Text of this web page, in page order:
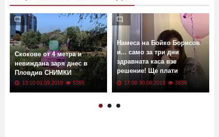
Скокове от 4 метра и
невиждана заря днес в
Пловдив СНИМКИ
13:10 01.09.2019 5355
Намеса на Бойко Борисов
и... само за три дни
здравната каса взе
решение! Ще плати
лечението на Мила!
17:00 30.08.2019 3836